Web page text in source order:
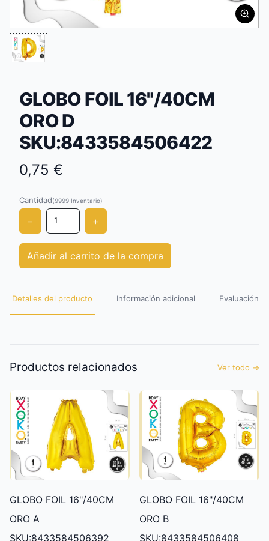
GLOBO FOIL 16"/40CM
ORO D
SKU:8433584506422
0,75 €
Cantidad(9999 Inventario)
− +
Añadir al carrito de la compra
Detalles del producto Información adicional Evaluación
Productos relacionados Ver todo →
GLOBO FOIL 16"/40CM
ORO A
SKU:8433584506392
GLOBO FOIL 16"/40CM
ORO B
SKU:8433584506408